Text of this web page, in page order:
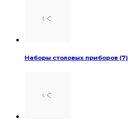
Наборы столовых приборов (7)